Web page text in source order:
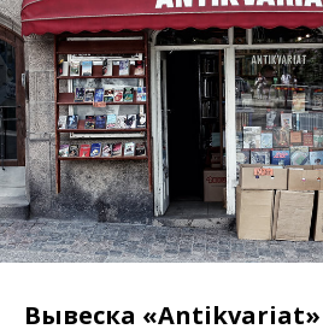
Вывеска «Antikvariat»